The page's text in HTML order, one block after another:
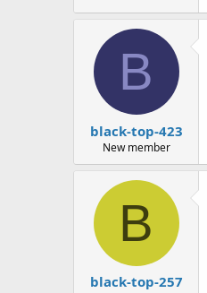
B
black-top-423
New member
B
black-top-257